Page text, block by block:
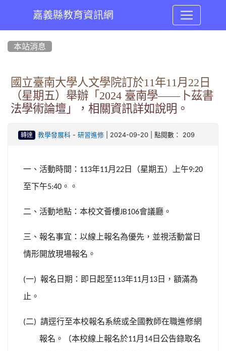
嘉義縣教育資訊網
本站消息
國立臺南大學人文學院訂於11年11月22日
（星期五）舉辦「2024 臺南學——卜茲書
法學術論壇」，相關資訊詳如說明。
轉達 教學發展科- 研習進修| 2024-09-20 | 點閱數： 209
一、活動時間： 113年11月 22 日（星期五）上午9:20
至下午5:40 。。
二、活動地點：本校文薈樓JB106會議廳。
三、報名事宜：以線上報名為優先，並視活動當日
情形開放現場報名。
(一) 報名日期：即日起至113年11月 13 日，額滿為
止。
(二) 請逕行至本校報名系統或全國教師在職進修網
報名。（本校線上報名於11月 14 日公告錄取名